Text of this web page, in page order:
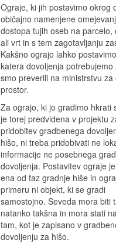
Ograje, ki jih postavimo okrog
običajno namenjene
dostopa tujih oseb na parcelo,
ali vrt in s tem zagotavljanju
Kakšno ograjo lahko
katera dovoljenja potrebujemo
smo preverili na ministrstvu za
prostor.
Za ograjo, ki jo gradimo hkrati
je torej predvidena v projektu
pridobitev gradbenega
hišo, ni treba pridobivati ne
informacije ne posebnega
dovoljenja. Postavitev ograje
ena od faz gradnje hiše in
primeru ni objekt, ki se gradi
samostojno. Seveda mora biti
natanko takšna in mora stati
tam, kot je zapisano v
dovoljenju za hišo.